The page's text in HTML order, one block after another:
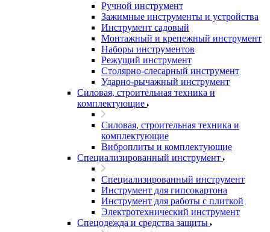
Ручной инструмент
Зажимные инструменты и устройства
Инструмент садовый
Монтажный и крепежный инструмент
Наборы инструментов
Режущий инструмент
Столярно-слесарный инструмент
Ударно-рычажный инструмент
Силовая, строительная техника и
комплектующие
Силовая, строительная техника и
комплектующие
Виброплиты и комплектующие
Специализированный инструмент
Специализированный инструмент
Инструмент для гипсокартона
Инструмент для работы с плиткой
Электротехнический инструмент
Спецодежда и средства защиты